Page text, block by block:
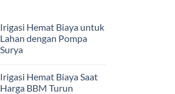
Irigasi Hemat Biaya untuk
Lahan dengan Pompa
Surya
Irigasi Hemat Biaya Saat
Harga BBM Turun